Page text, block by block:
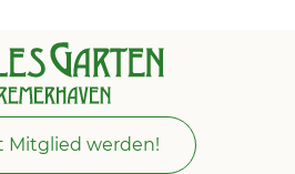
Mitglied werden!